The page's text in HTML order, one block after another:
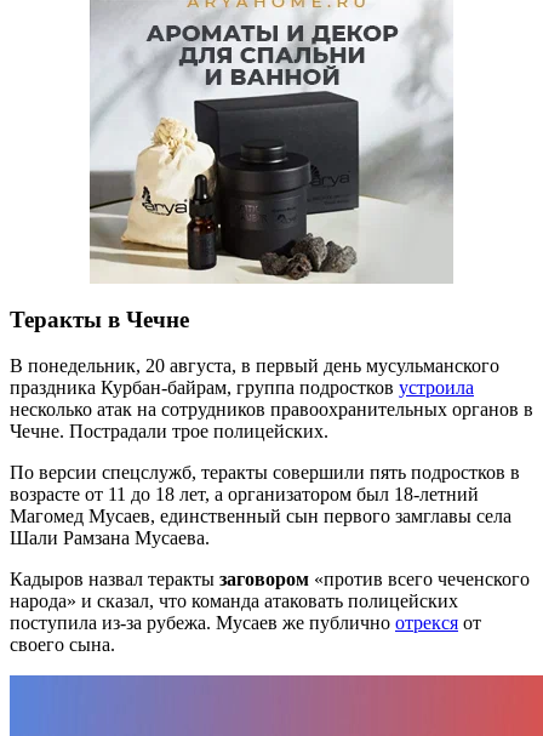
Теракты в Чечне
В понедельник, 20 августа, в первый день мусульманского
праздника Курбан-байрам, группа подростков устроила
несколько атак на сотрудников правоохранительных органов в
Чечне. Пострадали трое полицейских.
По версии спецслужб, теракты совершили пять подростков в
возрасте от 11 до 18 лет, а организатором был 18-летний
Магомед Мусаев, единственный сын первого замглавы села
Шали Рамзана Мусаева.
Кадыров назвал теракты заговором «против всего чеченского
народа» и сказал, что команда атаковать полицейских
поступила из-за рубежа. Мусаев же публично отрекся от
своего сына.